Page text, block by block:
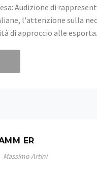
Audizione di
l'attenzione sulla
di approccio alle
ER
Massimo Artini